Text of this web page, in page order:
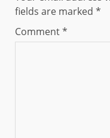
fields are marked *
Comment*